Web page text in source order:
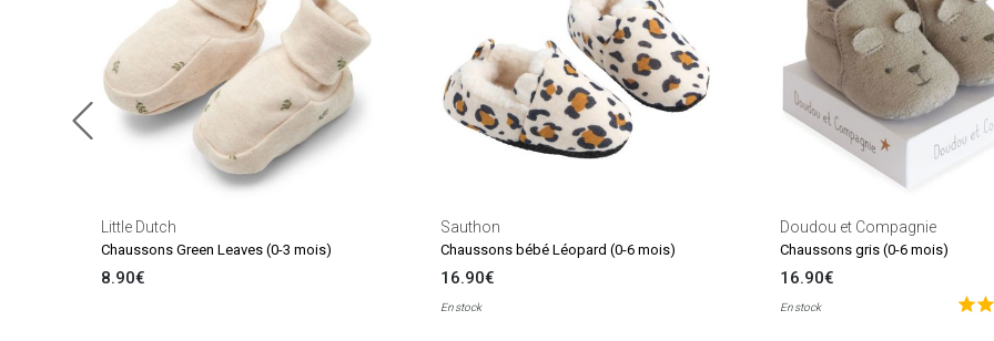
Little Dutch
Chaussons Green Leaves (0-3 mois)
8.90€
Sauthon
Chaussons bébé Léopard (0-6 mois)
16.90€
En stock
Doudou et Compagnie
Chaussons gris (0-6 mois)
16.90€
En stock